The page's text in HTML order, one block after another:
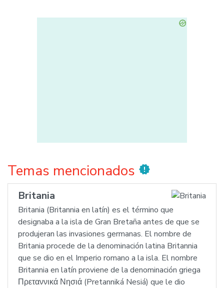
Temas mencionados new_releases
Britania
Britania (Britannia en latín) es el término que
designaba a la isla de Gran Bretaña antes de que se
produjeran las invasiones germanas. El nombre de
Britania procede de la denominación latina Britannia
que se dio en el Imperio romano a la isla. El nombre
Britannia en latín proviene de la denominación griega
Πρεταννικά Νησιά (Pretanniká Nesiá) que le dio